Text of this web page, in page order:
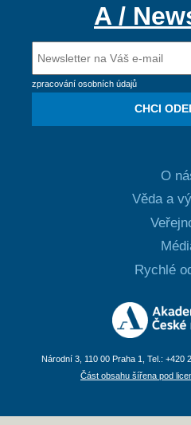
A /
zpracování osobních údajů
CHCI
O
Věda a
Rychlé
Národní 3, 110 00 Praha 1, Tel.: +420
Část obsahu šířena pod